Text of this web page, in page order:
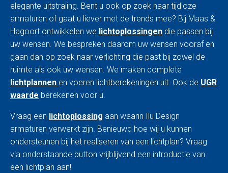
elegante uitstraling. Bent u ook op zoek naar tijdloze
armaturen of gaat u liever met de trends mee? Bij Maas &
Hagoort ontwikkelen we lichtoplossingen die passen bij
uw wensen. We bespreken daarom uw wensen vooraf en
gaan dan op zoek naar verlichting die past bij zowel de
ruimte als ook uw wensen. We maken complete
lichtplannen en voeren lichtberekeningen uit. Ook de UGR
waarde berekenen voor u.
Vraag een lichtoplossing aan waarin Ilu Design
armaturen verwerkt zijn. Benieuwd hoe wij u kunnen
ondersteunen bij het realiseren van een lichtplan? Vraag
via onderstaande button vrijblijvend een introductie van
een lichtplan aan!